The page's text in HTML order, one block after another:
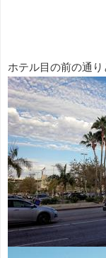
ホテル目の前の通